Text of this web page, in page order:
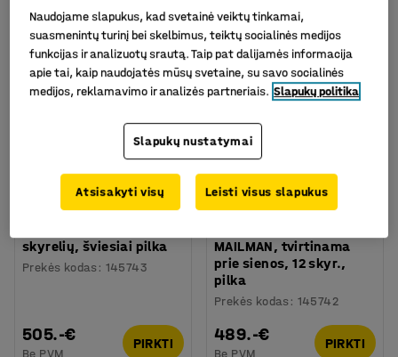
Galima rinktis skirtingus
Metalinė spinta PRIVATE,
skyrelių, šviesiai pilka
Prekės kodas : 145743
505.-€
Be PVM
PIRKTI
Galima rinktis skirtingus
modelius
Korespondencijos
MAILMAN, tvirtinama
prie sienos, 12 skyr.,
pilka
Prekės kodas : 145742
489.-€
Be PVM
PIRKTI
Naudojame slapukus, kad svetainė veiktų tinkamai,
suasmenintų turinį bei skelbimus, teiktų socialinės medijos
funkcijas ir analizuotų srautą. Taip pat dalijamės informacija
apie tai, kaip naudojatės mūsų svetaine, su savo socialinės
medijos, reklamavimo ir analizės partneriais. Slapukų politika
Slapukų nustatymai
Atsisakyti visų Leisti visus slapukus